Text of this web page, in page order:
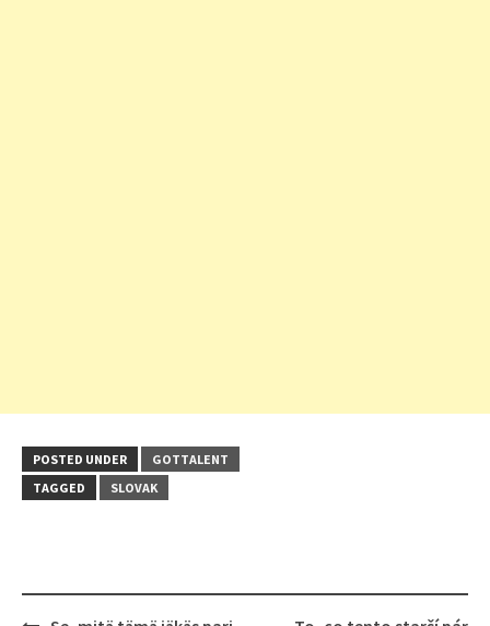
POSTED UNDER
GOTTALENT
TAGGED
SLOVAK